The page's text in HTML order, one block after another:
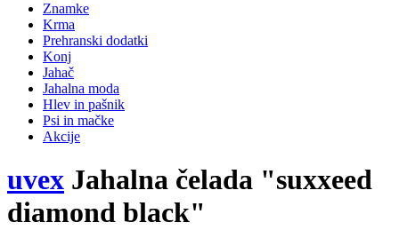
Znamke
Krma
Prehranski dodatki
Konj
Jahač
Jahalna moda
Hlev in pašnik
Psi in mačke
Akcije
uvex Jahalna čelada "suxxeed
diamond black"